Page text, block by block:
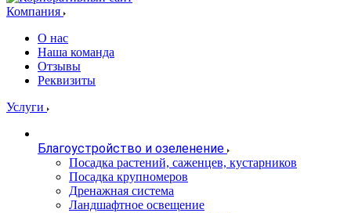
Компания
О нас
Наша команда
Отзывы
Реквизиты
Услуги
Благоустройство и озеленение
Посадка растений, саженцев, кустарников
Посадка крупномеров
Дренажная система
Ландшафтное освещение